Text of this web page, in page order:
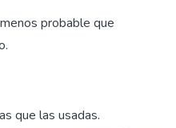
probable que
que las usadas.